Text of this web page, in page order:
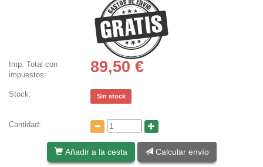
Imp. Total con
impuestos:
89,50 €
Stock: Sin stock
Cantidad:
Añadir a la cesta Calcular envío